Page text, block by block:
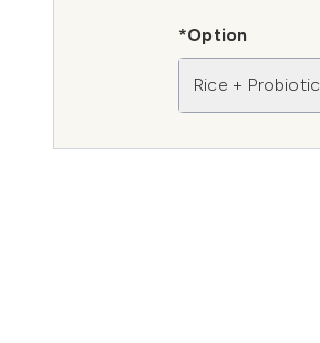
*Option
Rice +